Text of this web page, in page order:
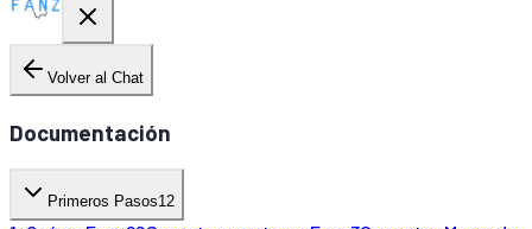
Volver al Chat
Documentación
Primeros Pasos12